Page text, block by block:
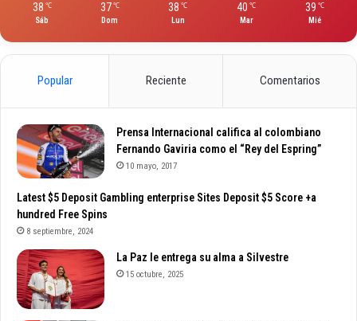
38 ℃
Sáb
37 ℃
Dom
38 ℃
Lun
40 ℃
Mar
39 ℃
Mié
Popular Reciente Comentarios
Prensa Internacional califica al colombiano
Fernando Gaviria como el “Rey del Espring”
10 mayo, 2017
Latest $5 Deposit Gambling enterprise Sites Deposit $5 Score +a
hundred Free Spins
8 septiembre, 2024
La Paz le entrega su alma a Silvestre
15 octubre, 2025